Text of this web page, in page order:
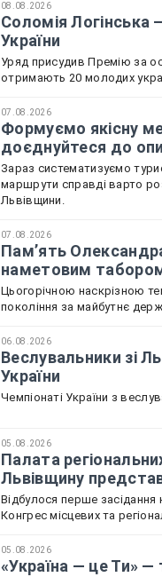
08.08.2026
Соломія Логінська
України
Уряд присудив Премію за
отримають 20 молодих
07.08.2026
Формуємо якісну
доєднуйтеся до
Зараз систематизуємо
маршрути справді варто
Львівщини.
07.08.2026
Памʼять
наметовим
Цьогорічною наскрізною
покоління за майбутнє
06.08.2026
Веслувальники зі
України
Чемпіонаті України з
05.08.2026
Палата
Львівщину
Відбулося перше засідання
Конгрес місцевих та
05.08.2026
«Україна — це Ти» —